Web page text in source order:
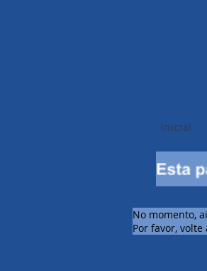
Inicial
No momento,
Por favor,